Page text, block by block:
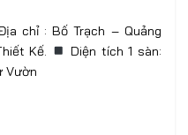
chỉ : Bố Trạch – Quảng
Kế.
Diện tích 1 sàn:
Vườn